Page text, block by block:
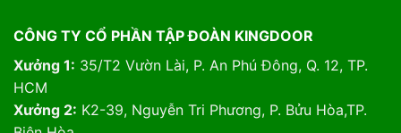
CÔNG TY CỔ PHẦN TẬP ĐOÀN KINGDOOR
Xưởng 1: 35/T2 Vườn Lài, P. An Phú Đông, Q. 12, TP.
HCM
Xưởng 2: K2-39, Nguyễn Tri Phương, P. Bửu Hòa,TP.